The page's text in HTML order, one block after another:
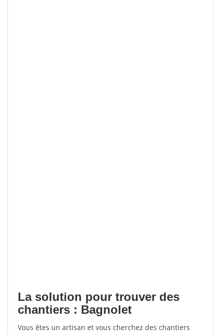
La solution pour trouver des
chantiers : Bagnolet
Vous êtes un artisan et vous cherchez des chantiers